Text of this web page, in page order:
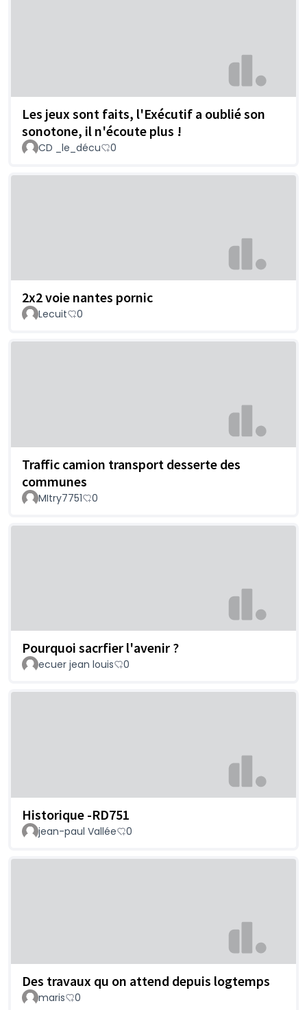
Les jeux sont faits, l'Exécutif a oublié son
sonotone, il n'écoute plus !
CD _le_décu 0
2x2 voie nantes pornic
Lecuit 0
Traffic camion transport desserte des
communes
MItry7751 0
Pourquoi sacrfier l'avenir ?
ecuer jean louis 0
Historique -RD751
jean-paul Vallée 0
Des travaux qu on attend depuis logtemps
maris 0